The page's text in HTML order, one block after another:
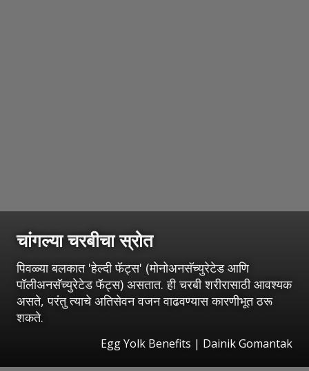
चांगल्या चरबीचा स्रोत
पिवळ्या बलकात 'हेल्दी फॅट्स' (मोनोअनसॅच्युरेटेड आणि
पॉलीअनसॅच्युरेटेड फॅट्स) असतात. ही चरबी शरीरासाठी आवश्यक
असते, परंतु त्याचे अतिसेवन वजन वाढवण्यास कारणीभूत ठरू
शकते.
Egg Yolk Benefits | Dainik Gomantak